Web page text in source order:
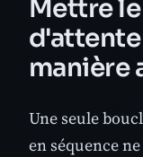
Mettre
manière
Une seule
en séquence